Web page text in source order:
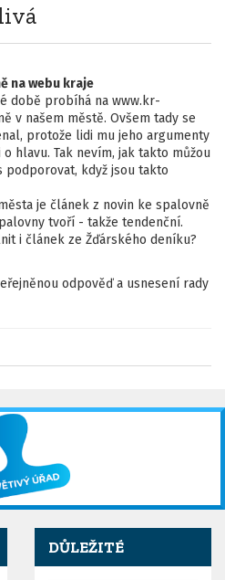
na webu kraje
době probíhá na www.kr-
v našem městě. Ovšem tady se
protože lidi mu jeho argumenty
hlavu. Tak nevím, jak takto můžou
podporovat, když jsou takto
je článek z novin ke spalovně
tvoří - takže tendenční.
i článek ze Žďárského deníku?
odpověď a usnesení rady
DŮLEŽITÉ